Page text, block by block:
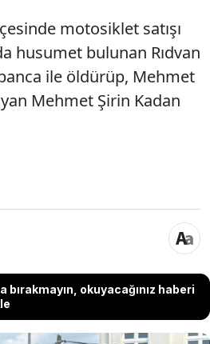
motosiklet satışı
husumet bulunan Rıdvan
ile öldürüp, Mehmet
Mehmet Şirin Kadan
bırakmayın, okuyacağınız haberi